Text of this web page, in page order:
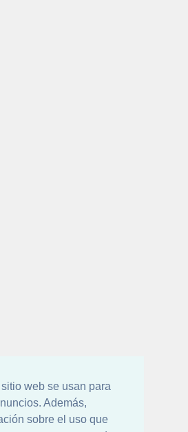
web se usan para
Además,
sobre el uso que